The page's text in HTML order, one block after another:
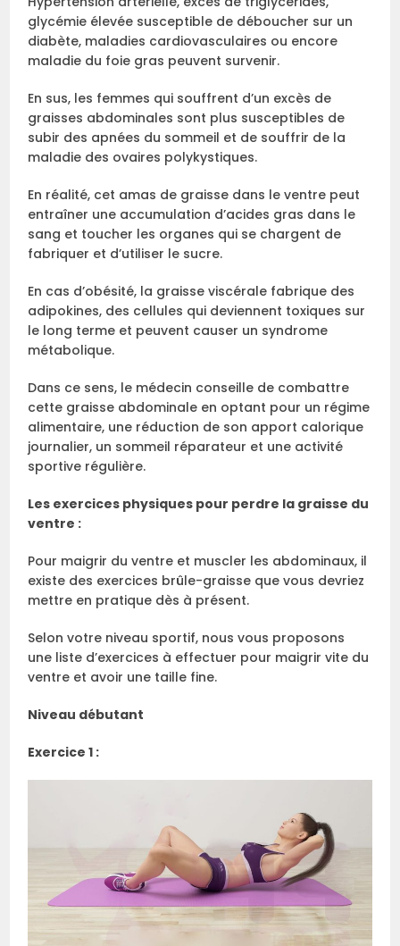
glycémie élevée susceptible de déboucher sur un
diabète, maladies cardiovasculaires ou encore
maladie du foie gras peuvent survenir.
En sus, les femmes qui souffrent d’un excès de
graisses abdominales sont plus susceptibles de
subir des apnées du sommeil et de souffrir de la
maladie des ovaires polykystiques.
En réalité, cet amas de graisse dans le ventre peut
entraîner une accumulation d’acides gras dans le
sang et toucher les organes qui se chargent de
fabriquer et d’utiliser le sucre.
En cas d’obésité, la graisse viscérale fabrique des
adipokines, des cellules qui deviennent toxiques sur
le long terme et peuvent causer un syndrome
métabolique.
Dans ce sens, le médecin conseille de combattre
cette graisse abdominale en optant pour un régime
alimentaire, une réduction de son apport calorique
journalier, un sommeil réparateur et une activité
sportive régulière.
Les exercices physiques pour perdre la graisse du
ventre :
Pour maigrir du ventre et muscler les abdominaux, il
existe des exercices brûle-graisse que vous devriez
mettre en pratique dès à présent.
Selon votre niveau sportif, nous vous proposons
une liste d’exercices à effectuer pour maigrir vite du
ventre et avoir une taille fine.
Niveau débutant
Exercice 1 :